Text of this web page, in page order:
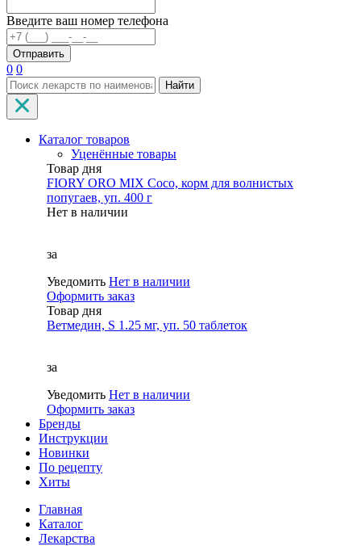
Введите ваш номер телефона
0 0
Найти
Каталог товаров
Уценённые товары
Товар дня
FIORY ORO MIX Coco, корм для волнистых
попугаев, уп. 400 г
Нет в наличии
за
Уведомить Нет в наличии
Оформить заказ
Товар дня
Ветмедин, S 1.25 мг, уп. 50 таблеток
за
Уведомить Нет в наличии
Оформить заказ
Бренды
Инструкции
Новинки
По рецепту
Хиты
Главная
Каталог
Лекарства